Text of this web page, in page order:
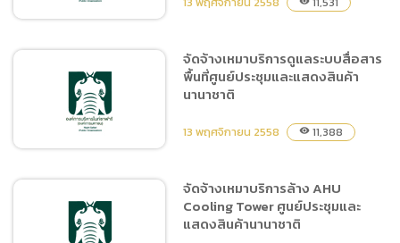
จัดจ้างเหมาบำรุงรักษาลิฟต์
และบันไดเลื่อน พื้นที่ศูนย์
ประชุมและแสดงสินค้า
นานาชาติ
จัดจ้างเหมาบริการดูแลระบบ
สื่อสาร พื้นที่ศูนย์ประชุมและ
จัดจ้างเหมาบริการดูแลระบบสื่อสาร
พื้นที่ศูนย์ประชุมและแสดงสินค้า
นานาชาติ
13 พฤศจิกายน 2558 visibility 11,388
จัดจ้างเหมาบริการล้าง AHU
Cooling Tower ศูนย์ประชุมและ
แสดงสินค้านานาชาติ